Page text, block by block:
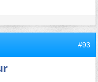
#93